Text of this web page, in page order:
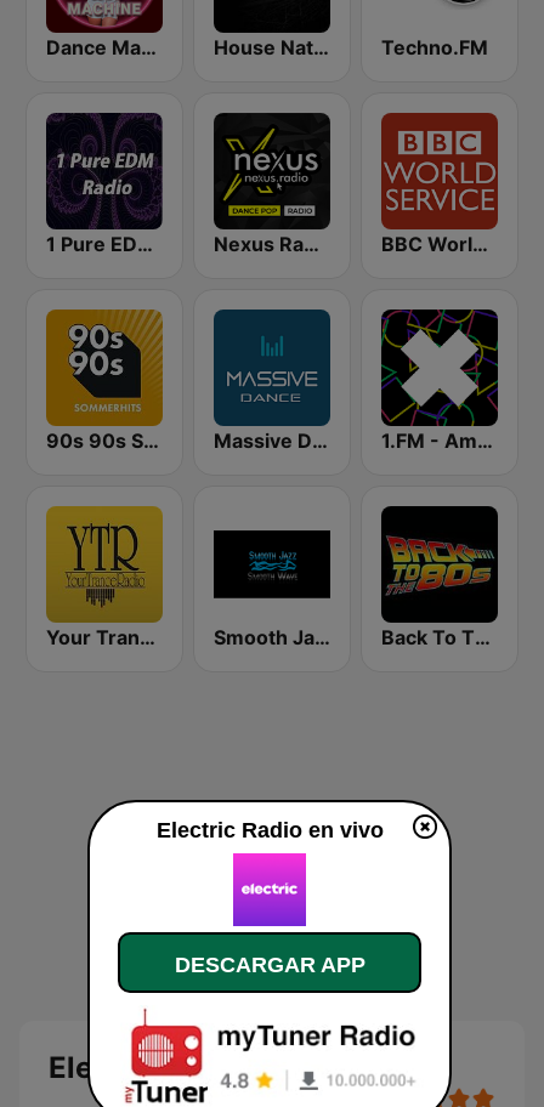
Dance Machine House Nation UK Techno.FM
1 Pure EDM Radio Nexus Radio Dance BBC World Service
90s 90s Sommerhits Massive Dance 1.FM - Amsterdam Trance
Your Trance Radio Smooth Jazz Smooth Wave Back To The 80's Radio
Electric Radio
Electric Radio en vivo
DESCARGAR APP